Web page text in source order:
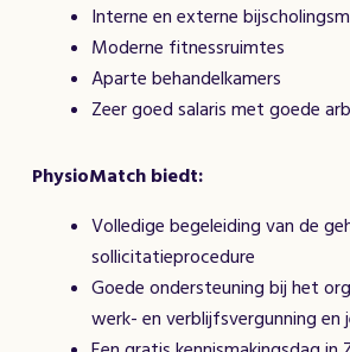
Interne en externe
Moderne fitnessruimtes
Aparte behandelkamers
Zeer goed salaris met goede
PhysioMatch biedt:
Volledige begeleiding van de
sollicitatieprocedure
Goede ondersteuning bij het
werk- en verblijfsvergunning en